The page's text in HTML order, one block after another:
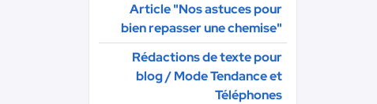
Article "Nos astuces pour
bien repasser une chemise"
Rédactions de texte pour
blog / Mode Tendance et
Téléphones